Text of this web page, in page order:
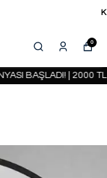
0
BAŞLADI! | 2000 TL